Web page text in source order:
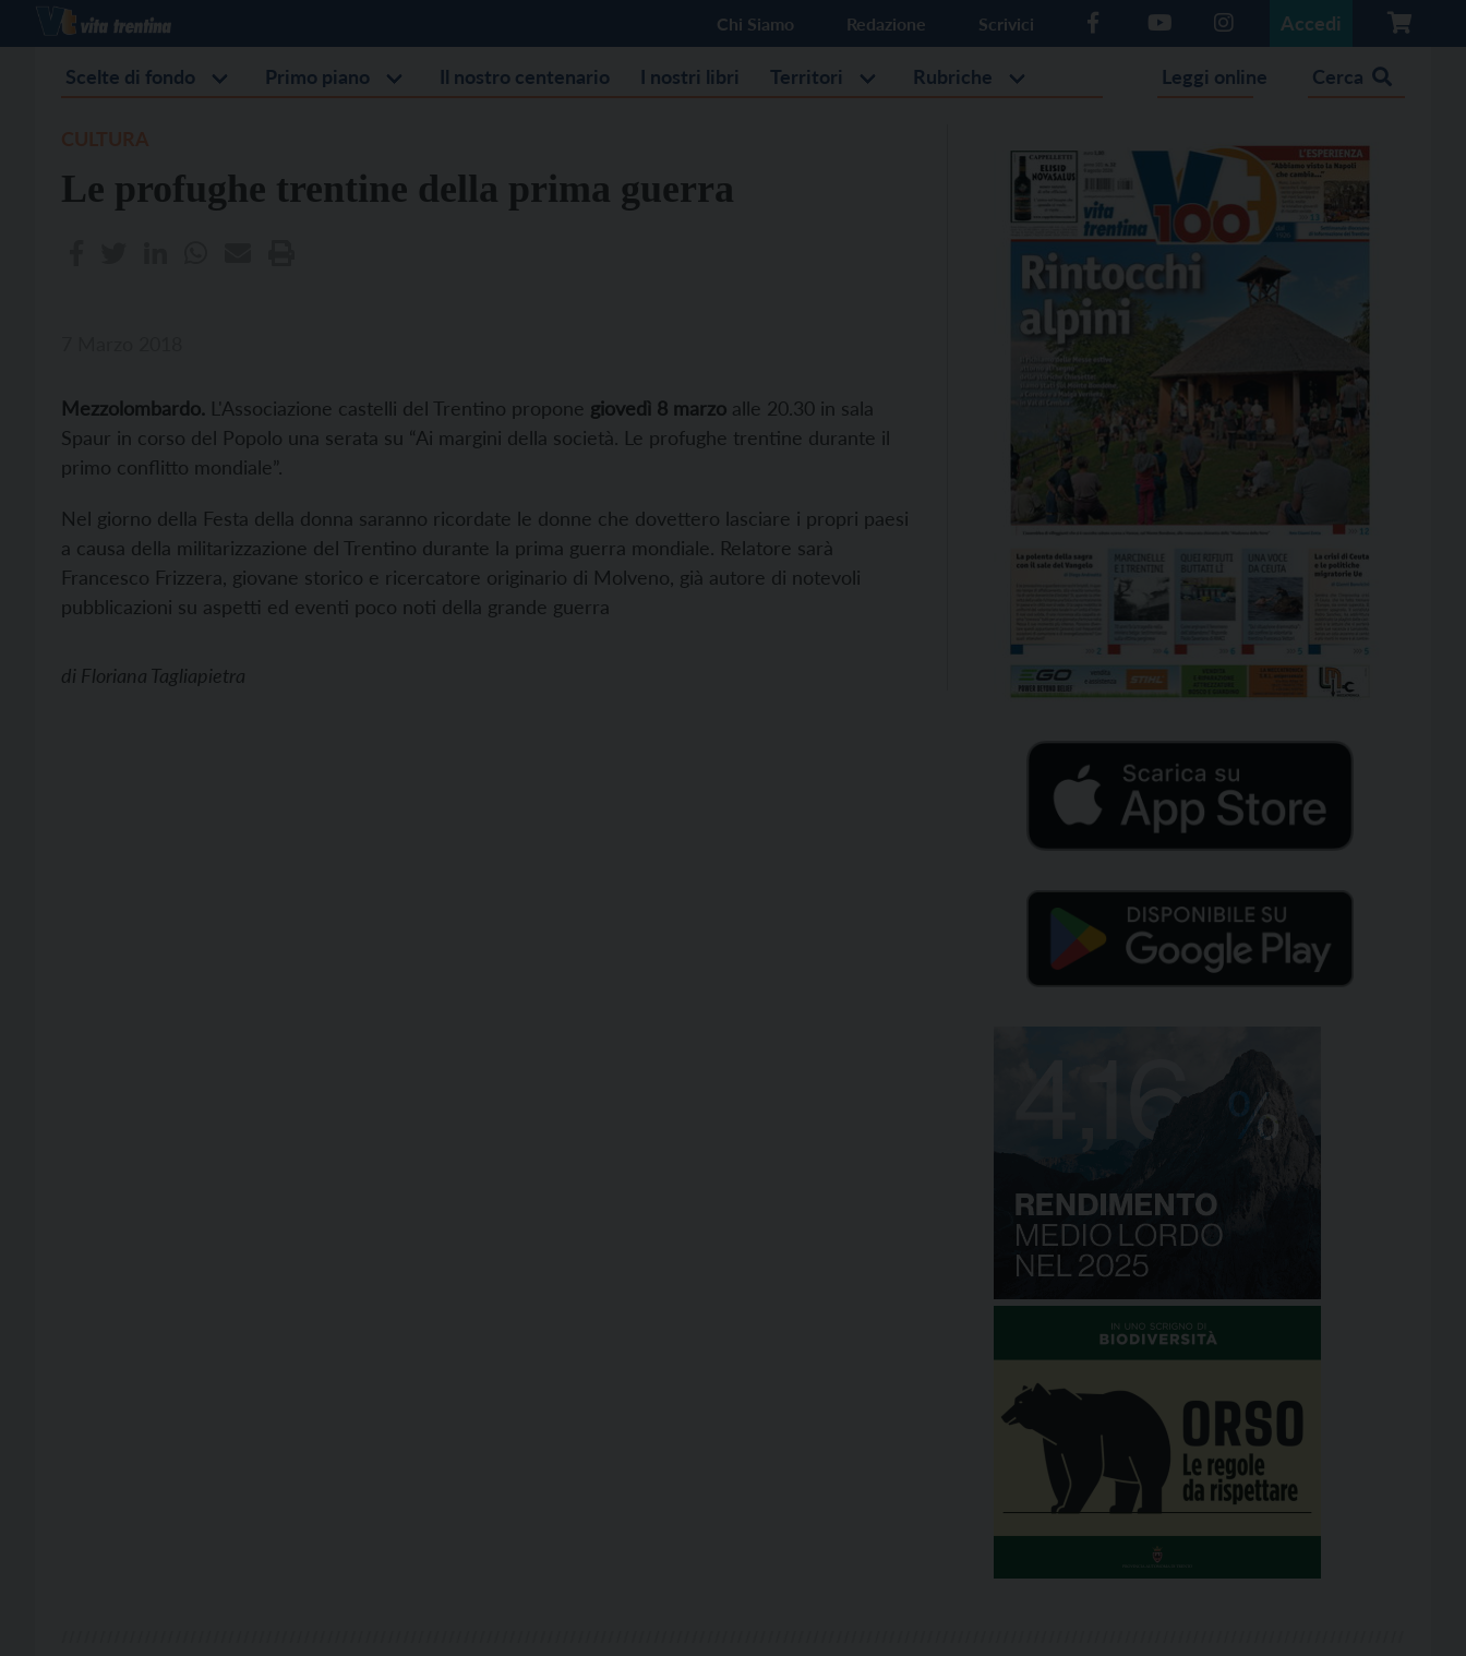
Chi Siamo Redazione Scrivici Accedi
Scelte di fondo Primo piano Il nostro centenario I nostri libri Territori Rubriche Leggi online Cerca
Le profughe trentine della prima guerra
Mezzolombardo. L'Associazione castelli del Trentino propone giovedì 8 marzo alle 20.30 in sala
Spaur in corso del Popolo una serata su “Ai margini della società. Le profughe trentine durante il
primo conflitto mondiale”.
Nel giorno della Festa della donna saranno ricordate le donne che dovettero lasciare i propri paesi
a causa della militarizzazione del Trentino durante la prima guerra mondiale. Relatore sarà
Francesco Frizzera, giovane storico e ricercatore originario di Molveno, già autore di notevoli
pubblicazioni su aspetti ed eventi poco noti della grande guerra
di Floriana Tagliapietra